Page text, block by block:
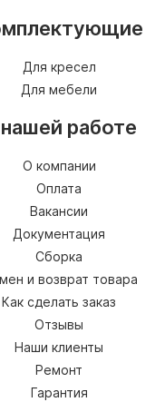
Для кресел
Для мебели
работе
О компании
Оплата
Вакансии
Документация
Сборка
и возврат товара
Как сделать заказ
Отзывы
Наши клиенты
Ремонт
Гарантия